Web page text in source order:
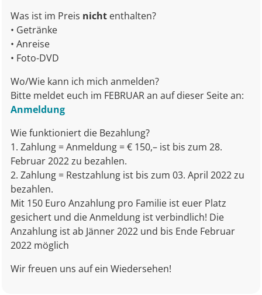
Was ist im Preis nicht enthalten?
• Getränke
• Anreise
• Foto-DVD
Wo/Wie kann ich mich anmelden?
Bitte meldet euch im FEBRUAR an auf dieser Seite an:
Anmeldung
Wie funktioniert die Bezahlung?
1. Zahlung = Anmeldung = € 150,– ist bis zum 28.
Februar 2022 zu bezahlen.
2. Zahlung = Restzahlung ist bis zum 03. April 2022 zu
bezahlen.
Mit 150 Euro Anzahlung pro Familie ist euer Platz
gesichert und die Anmeldung ist verbindlich! Die
Anzahlung ist ab Jänner 2022 und bis Ende Februar
2022 möglich
Wir freuen uns auf ein Wiedersehen!